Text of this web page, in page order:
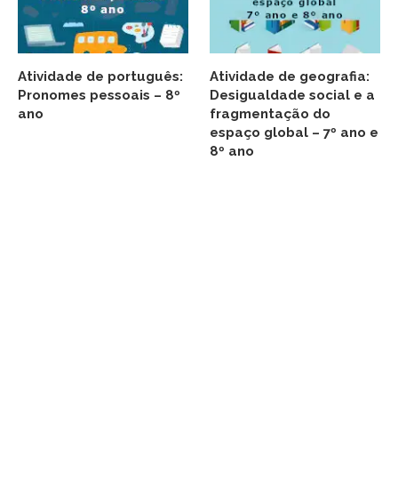
Atividade de português:
Pronomes pessoais – 8º
ano
Atividade de geografia:
Desigualdade social e a
fragmentação do
espaço global – 7º ano e
8º ano